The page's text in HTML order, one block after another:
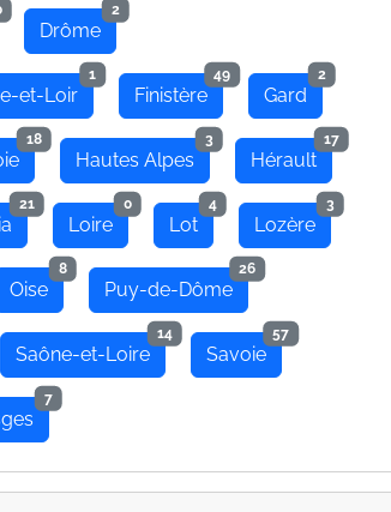
Drôme
2
et-Loir
1
Finistère
49
Gard
2
18
Hautes Alpes
3
Hérault
17
21
Loire
0
Lot
4
Lozère
3
Oise
8
Puy-de-Dôme
26
Saône-et-Loire
14
Savoie
57
7